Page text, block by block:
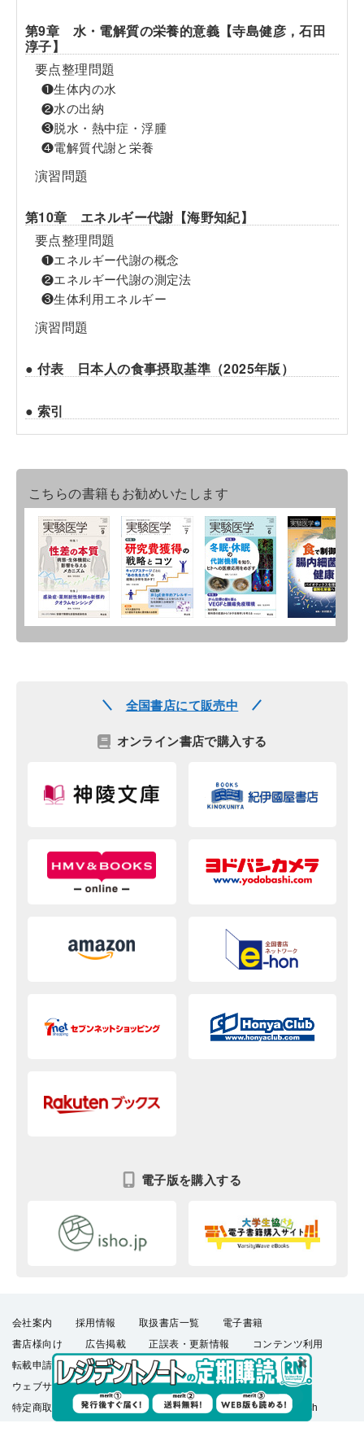
第9章 水・電解質の栄養的意義【寺島健彦，石田
淳子】
要点整理問題
❶生体内の水
❷水の出納
❸脱水・熱中症・浮腫
❹電解質代謝と栄養
演習問題
第10章 エネルギー代謝【海野知紀】
要点整理問題
❶エネルギー代謝の概念
❷エネルギー代謝の測定法
❸生体利用エネルギー
演習問題
● 付表 日本人の食事摂取基準（2025年版）
● 索引
こちらの書籍もお勧めいたします
全国書店にて販売中
オンライン書店で購入する
電子版を購入する
会社案内 採用情報 取扱書店一覧
電子書籍
書店様向け
広告掲載 正誤表・更新情報
コンテンツ利用
転載申請
プライバシーポリシー
羊土社会員規約
ウェブサイト利用規約
羊土社のSNS・メールマガジン
特定商取引法に基づく表示
FAQ お問い合わせ English